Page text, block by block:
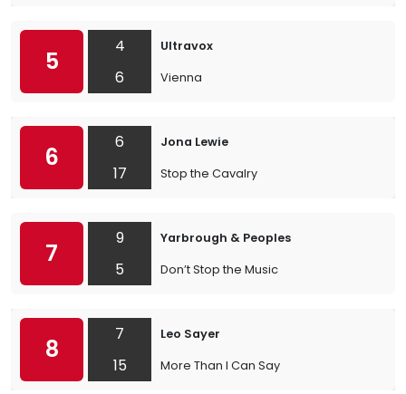
5
4
6
Ultravox
Vienna
6
6
17
Jona Lewie
Stop the Cavalry
7
9
5
Yarbrough & Peoples
Don’t Stop the Music
8
7
15
Leo Sayer
More Than I Can Say